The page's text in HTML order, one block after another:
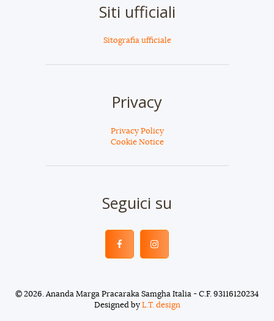
Siti ufficiali
Sitografia ufficiale
Privacy
Privacy Policy
Cookie Notice
Seguici su
© 2026. Ananda Marga Pracaraka Samgha Italia - C.F. 93116120234
Designed by L.T. design